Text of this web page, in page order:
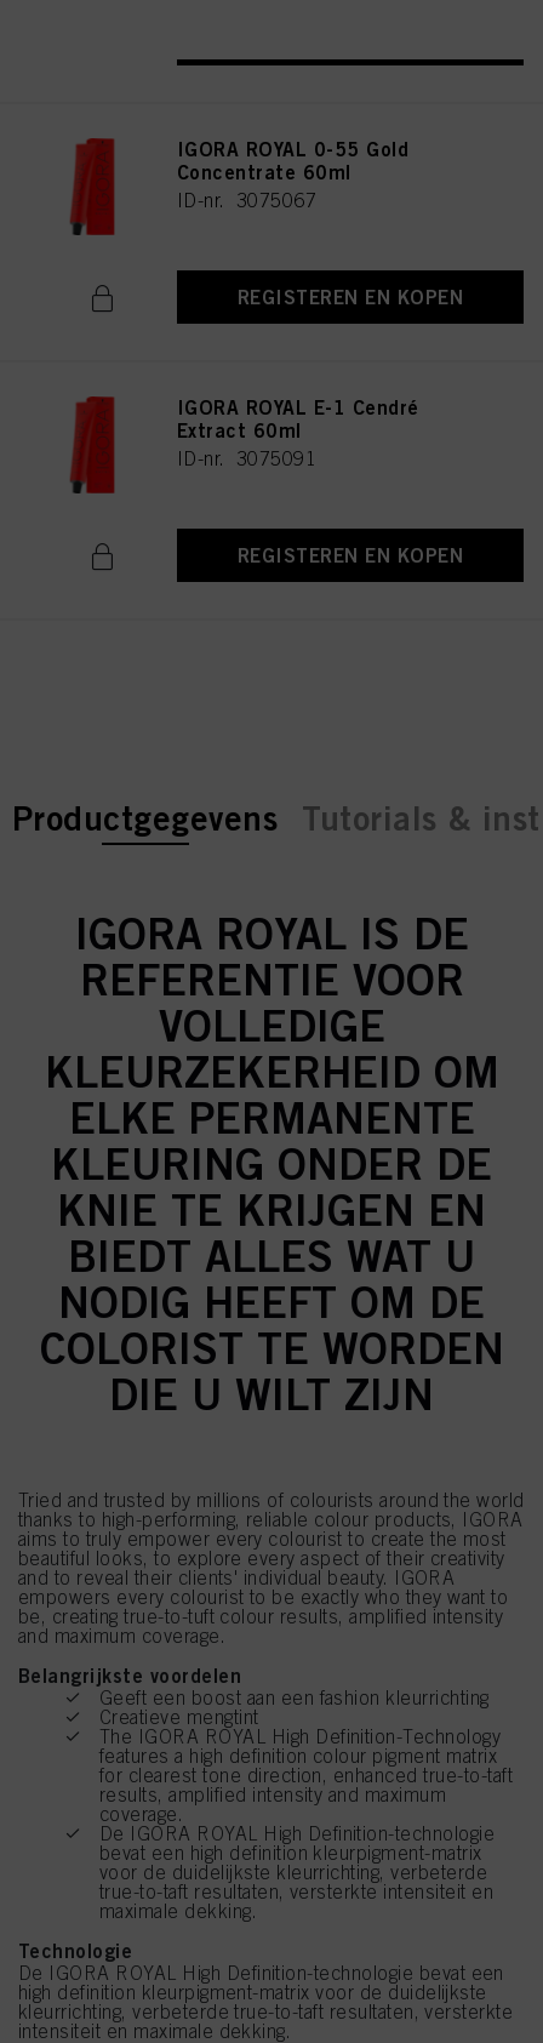
IGORA ROYAL 0-55 Gold
Concentrate 60ml
ID-nr. 3075067
REGISTEREN EN KOPEN
IGORA ROYAL E-1 Cendré
Extract 60ml
ID-nr. 3075091
REGISTEREN EN KOPEN
current tab:
current tab:
Productgegevens Tutorials &
IGORA ROYAL IS DE
REFERENTIE VOOR
VOLLEDIGE
KLEURZEKERHEID OM
ELKE PERMANENTE
KLEURING ONDER DE
KNIE TE KRIJGEN EN
BIEDT ALLES WAT U
NODIG HEEFT OM DE
COLORIST TE WORDEN
DIE U WILT ZIJN
Tried and trusted by millions of colourists around the world
thanks to high-performing, reliable colour products, IGORA
aims to truly empower every colourist to create the most
beautiful looks, to explore every aspect of their creativity
and to reveal their clients' individual beauty. IGORA
empowers every colourist to be exactly who they want to
be, creating true-to-tuft colour results, amplified intensity
and maximum coverage.
Belangrijkste voordelen
Geeft een boost aan een fashion kleurrichting
Creatieve mengtint
The IGORA ROYAL High Definition-Technology
features a high definition colour pigment matrix
for clearest tone direction, enhanced true-to-taft
results, amplified intensity and maximum
coverage.
De IGORA ROYAL High Definition-technologie
bevat een high definition kleurpigment-matrix
voor de duidelijkste kleurrichting, verbeterde
true-to-taft resultaten, versterkte intensiteit en
maximale dekking.
Technologie
De IGORA ROYAL High Definition-technologie bevat een
high definition kleurpigment-matrix voor de duidelijkste
kleurrichting, verbeterde true-to-taft resultaten, versterkte
intensiteit en maximale dekking.